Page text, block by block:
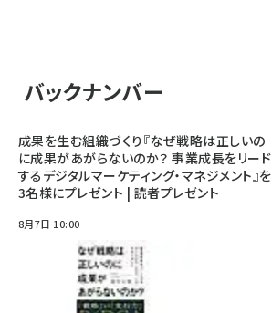
バックナンバー
成果を生む組織づくり『なぜ戦略は正しいの
に成果があがらないのか？ 事業成長をリード
するデジタルマーケティング・マネジメント』を
3名様にプレゼント | 読者プレゼント
8月7日 10:00